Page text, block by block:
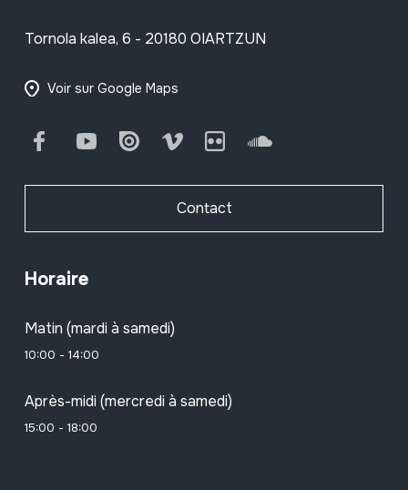
Tornola kalea, 6 - 20180 OIARTZUN
Voir sur Google Maps
FacebookYoutube Issuu Vimeo Flickr SoundCloud
Contact
Horaire
Matin (mardi à samedi)
10:00 - 14:00
Après-midi (mercredi à samedi)
15:00 - 18:00